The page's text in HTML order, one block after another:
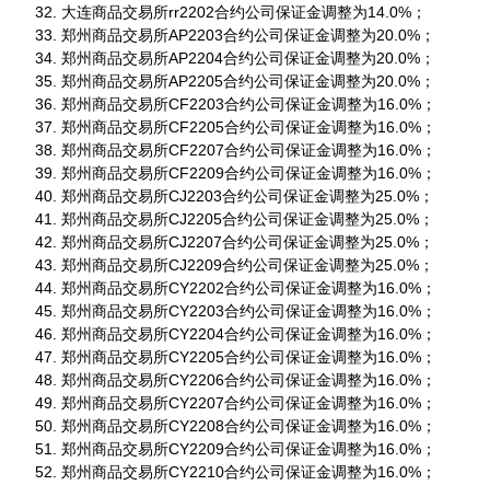
大连商品交易所rr2202合约公司保证金调整为14.0%；
郑州商品交易所AP2203合约公司保证金调整为20.0%；
郑州商品交易所AP2204合约公司保证金调整为20.0%；
郑州商品交易所AP2205合约公司保证金调整为20.0%；
郑州商品交易所CF2203合约公司保证金调整为16.0%；
郑州商品交易所CF2205合约公司保证金调整为16.0%；
郑州商品交易所CF2207合约公司保证金调整为16.0%；
郑州商品交易所CF2209合约公司保证金调整为16.0%；
郑州商品交易所CJ2203合约公司保证金调整为25.0%；
郑州商品交易所CJ2205合约公司保证金调整为25.0%；
郑州商品交易所CJ2207合约公司保证金调整为25.0%；
郑州商品交易所CJ2209合约公司保证金调整为25.0%；
郑州商品交易所CY2202合约公司保证金调整为16.0%；
郑州商品交易所CY2203合约公司保证金调整为16.0%；
郑州商品交易所CY2204合约公司保证金调整为16.0%；
郑州商品交易所CY2205合约公司保证金调整为16.0%；
郑州商品交易所CY2206合约公司保证金调整为16.0%；
郑州商品交易所CY2207合约公司保证金调整为16.0%；
郑州商品交易所CY2208合约公司保证金调整为16.0%；
郑州商品交易所CY2209合约公司保证金调整为16.0%；
郑州商品交易所CY2210合约公司保证金调整为16.0%；